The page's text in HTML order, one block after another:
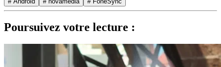
Poursuivez votre lecture :